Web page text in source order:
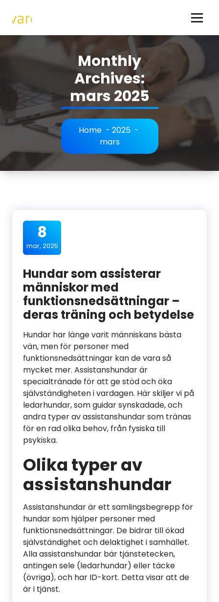
Monthly
Archives:
mars 2025
Home- 2025-
mars
8
mar, 2025
Hundar som assisterar
människor med
funktionsnedsättningar –
deras träning och betydelse
Hundar har länge varit människans bästa
vän, men för personer med
funktionsnedsättningar kan de vara så
mycket mer. Assistanshundar är
specialtränade för att ge stöd och öka
självständigheten i vardagen. Här skiljer vi på
ledarhundar, som guidar synskadade, och
andra typer av assistanshundar som tränas
för en rad olika behov, från fysiska till
psykiska.
Olika typer av
assistanshundar
Assistanshundar är ett samlingsbegrepp för
hundar som hjälper personer med
funktionsnedsättningar. De bidrar till ökad
självständighet och delaktighet i samhället.
Alla assistanshundar bär tjänstetecken,
antingen sele (ledarhundar) eller täcke
(övriga), och har ID-kort. Detta visar att de
är i tjänst.